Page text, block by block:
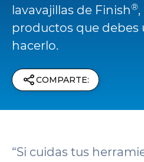
lavavajillas de Finish®
productos que debes
hacerlo.
COMPARTE:
“Si cuidas tus